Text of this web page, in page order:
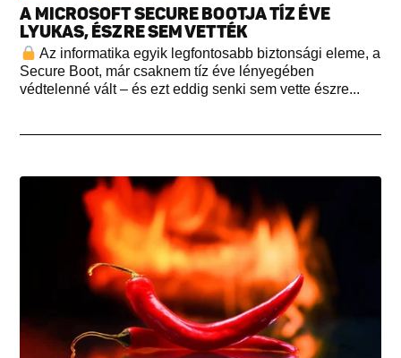
A MICROSOFT SECURE BOOTJA TÍZ ÉVE
LYUKAS, ÉSZRE SEM VETTÉK
Az informatika egyik legfontosabb biztonsági eleme, a
Secure Boot, már csaknem tíz éve lényegében
védtelenné vált – és ezt eddig senki sem vette észre...